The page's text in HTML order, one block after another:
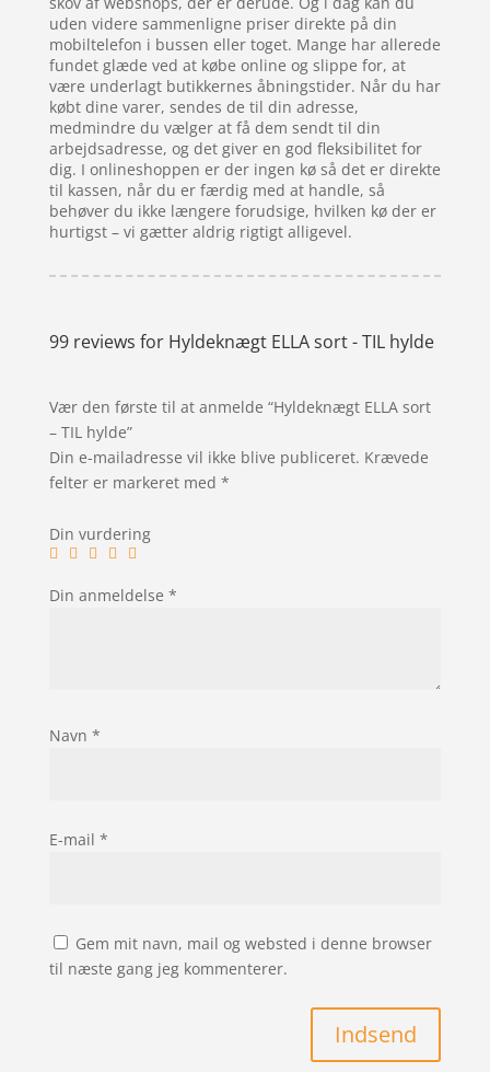
uden videre sammenligne priser direkte på din
mobiltelefon i bussen eller toget. Mange har allerede
fundet glæde ved at købe online og slippe for, at
være underlagt butikkernes åbningstider. Når du har
købt dine varer, sendes de til din adresse,
medmindre du vælger at få dem sendt til din
arbejdsadresse, og det giver en god fleksibilitet for
dig. I onlineshoppen er der ingen kø så det er direkte
til kassen, når du er færdig med at handle, så
behøver du ikke længere forudsige, hvilken kø der er
hurtigst – vi gætter aldrig rigtigt alligevel.
99 reviews for Hyldeknægt ELLA sort - TIL hylde
Vær den første til at anmelde “Hyldeknægt ELLA sort
– TIL hylde”
Din e-mailadresse vil ikke blive publiceret. Krævede
felter er markeret med *
Din vurdering
Din anmeldelse *
Navn *
E-mail *
Gem mit navn, mail og websted i denne browser
til næste gang jeg kommenterer.
Indsend